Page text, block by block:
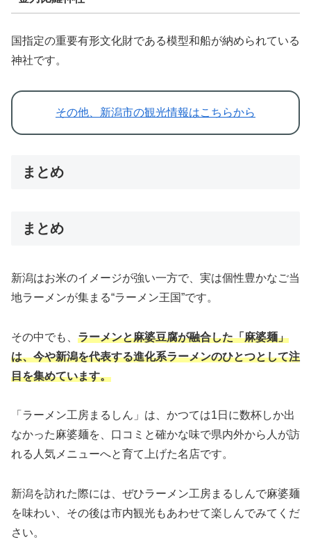
国指定の重要有形文化財である模型和船が納められている
神社です。
その他、新潟市の観光情報はこちらから
まとめ
まとめ
新潟はお米のイメージが強い一方で、実は個性豊かなご当
地ラーメンが集まる“ラーメン王国”です。
その中でも、 ラーメンと麻婆豆腐が融合した「麻婆麺」
は、今や新潟を代表する進化系ラーメンのひとつとして注
目を集めています。
「ラーメン工房まるしん」は、かつては1日に数杯しか出
なかった麻婆麺を、口コミと確かな味で県内外から人が訪
れる人気メニューへと育て上げた名店です。
新潟を訪れた際には、ぜひラーメン工房まるしんで麻婆麺
を味わい、その後は市内観光もあわせて楽しんでみてくだ
さい。